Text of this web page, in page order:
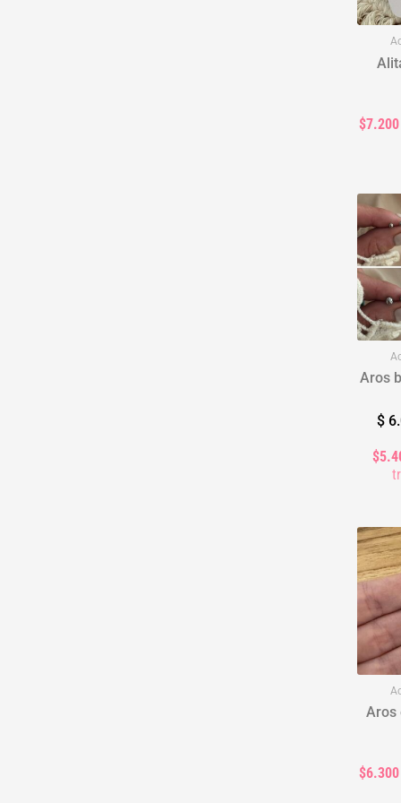
$7.200
Aros
$
Aros
$6.300